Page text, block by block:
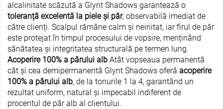
alcalinitate scăzută a Glynt Shadows garantează o
toleranță excelentă la piele și păr, observabilă imediat de
către clienți. Scalpul rămâne calm și neiriitat, iar firul de păr
este protejat în timpul procesului de vopsire, menținând
sănătatea și integritatea structurală pe termen lung.
Acoperire 100% a părului alb Atât vopseaua permanentă
cât și cea demipermanentă Glynt Shadows oferă acoperire
100% a părului alb, de la tonurile 1 la 4, garantând un
rezultat uniform, natural și impecabil indiferent de
procentul de păr alb al clientului.
COȘ LA 2+
PRIMA BLONDE
-15% ÎN COȘ LA 2+